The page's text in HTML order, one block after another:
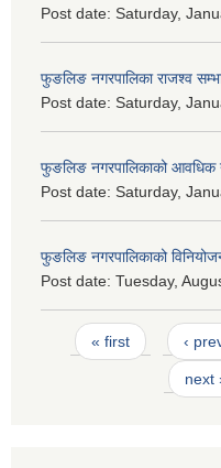
Post date: Saturday,
फुङलिङ नगरपालिका राजश्व
Post date: Saturday,
फुङलिङ नगरपालिकाको आवधिक
Post date: Saturday,
फुङलिङ नगरपालिकाको
Post date: Tuesday,
Pages
« first ‹
next